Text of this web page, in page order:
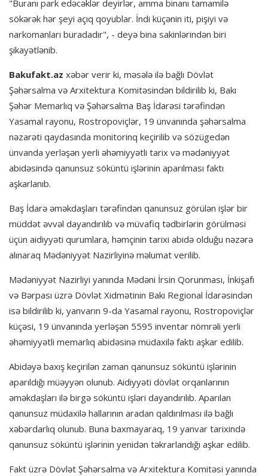
"Buranı park edəcəklər deyirlər, amma binanı tamamilə
sökərək hər şeyi açıq qoyublar. İndi küçənin iti, pişiyi və
narkomanları buradadır", - deyə bina sakinlərindən biri
şikayətlənib.
Bakufakt.az xəbər verir ki, məsələ ilə bağlı Dövlət
Şəhərsalma və Arxitektura Komitəsindən bildirilib ki, Bakı
Şəhər Memarlıq və Şəhərsalma Baş İdarəsi tərəfindən
Yasamal rayonu, Rostropoviçlər, 19 ünvanında şəhərsalma
nəzarəti qaydasında monitorinq keçirilib və sözügedən
ünvanda yerləşən yerli əhəmiyyətli tarix və mədəniyyət
abidəsində qanunsuz söküntü işlərinin aparılması faktı
aşkarlanıb.
Baş İdarə əməkdaşları tərəfindən qanunsuz görülən işlər bir
müddət əvvəl dayandırılıb və müvafiq tədbirlərin görülməsi
üçün aidiyyəti qurumlara, həmçinin tarixi abidə olduğu nəzərə
alınaraq Mədəniyyət Nazirliyinə məlumat verilib.
Mədəniyyət Nazirliyi yanında Mədəni İrsin Qorunması, İnkişafı
və Bərpası üzrə Dövlət Xidmətinin Bakı Regional İdarəsindən
isə bildirilib ki, yanvarın 9-da Yasamal rayonu, Rostropoviçlər
küçəsi, 19 ünvanında yerləşən 5595 inventar nömrəli yerli
əhəmiyyətli memarlıq abidəsinə müdaxilə faktı aşkar edilib.
Abidəyə baxış keçirilən zaman qanunsuz söküntü işlərinin
aparıldığı müəyyən olunub. Aidiyyəti dövlət orqanlarının
əməkdaşları ilə birgə söküntü işləri dayandırılıb. Aparılan
qanunsuz müdaxilə hallarının aradan qaldırılması ilə bağlı
xəbərdarlıq olunub. Buna baxmayaraq, 19 yanvar tarixində
qanunsuz söküntü işlərinin yenidən təkrarlandığı aşkar edilib.
Fakt üzrə Dövlət Şəhərsalma və Arxitektura Komitəsi yanında